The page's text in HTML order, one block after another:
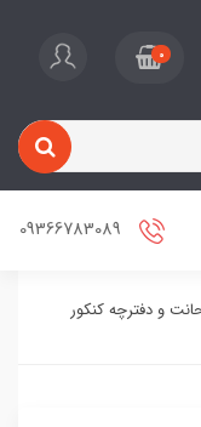
0
و دفترچه کنکور